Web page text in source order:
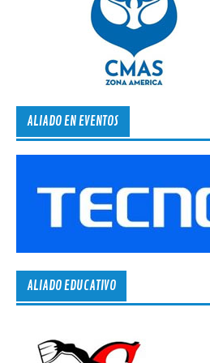
ALIADO EN EVENTOS
ALIADO EDUCATIVO